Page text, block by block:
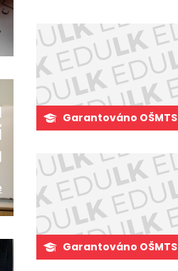
Garantováno OŠMTS
Garantováno OŠMTS